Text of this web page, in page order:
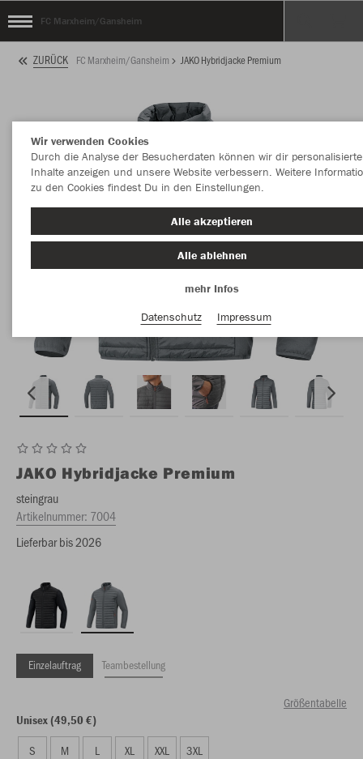
FC Marxheim/Gansheim
ZURÜCK FC Marxheim/Gansheim JAKO Hybridjacke Premium
JAKO Hybridjacke Premium
steingrau
Artikelnummer: 7004
Lieferbar bis 2026
Einzelauftrag Teambestellung
Größentabelle
Unisex (49,50 €)
S M L XL XXL 3XL
Wir verwenden Cookies
Durch die Analyse der Besucherdaten können wir dir personalisierte
Inhalte anzeigen und unsere Website verbessern. Weitere
zu den Cookies findest Du in den Einstellungen.
Alle akzeptieren
Alle ablehnen
mehr Infos
Datenschutz
Impressum